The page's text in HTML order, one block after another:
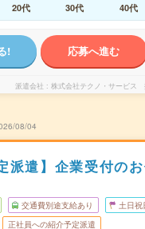
20代
30代 40代
! 応募へ進む
派遣会社 株式会社テクノ・サービス
08/04
派遣】企業受付の
交通費別途支給あり 土日祝
正社員への紹介予定派遣